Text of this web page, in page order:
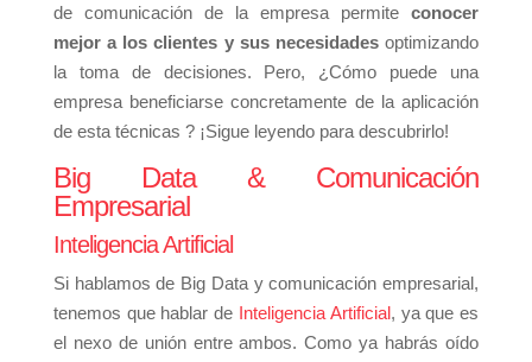
de comunicación de la empresa permiteconocer
mejor a los clientes y sus necesidades optimizando
la toma de decisiones. Pero, ¿Cómo puede una
empresa beneficiarse concretamente de la aplicación
de esta técnicas ? ¡Sigue leyendo para descubrirlo!
Big Data & Comunicación
Empresarial
Inteligencia Artificial
Si hablamos de Big Data y comunicación empresarial,
tenemos que hablar de Inteligencia Artificial, ya que es
el nexo de unión entre ambos. Como ya habrás oído